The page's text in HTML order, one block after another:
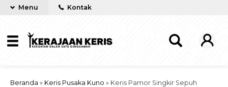
Menu Kontak
Beranda » Keris Pusaka Kuno » Keris Pamor Singkir Sepuh